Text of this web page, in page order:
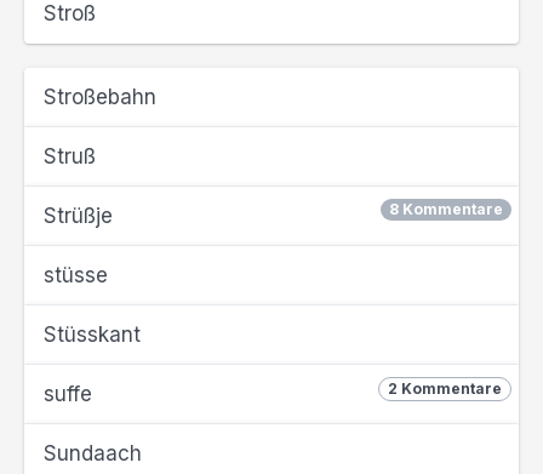
Stroß
Stroßebahn
Struß
8 Kommentare
Strüßje
stüsse
Stüsskant
2 Kommentare
suffe
Sundaach